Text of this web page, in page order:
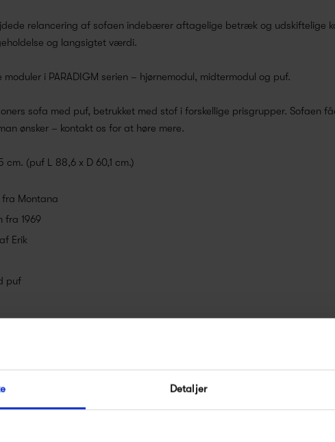
Detaljer
relancering af sofaen indebærer aftagelige betræk og udskiftelige
og langsigtet værdi.
moduler i PARADIGM serien – hjørnemodul, midtermodul og puf.
sofa med puf, betrukket med stof i forskellige prisgrupper. Sofaen
ønsker – kontakt os for at høre mere.
cm. (puf L 88,6 x D 60,1 cm.)
Montana
fra 1969
Erik
puf
Det danske møbelbrand,
etableret af Peter J.
System. På tværs af